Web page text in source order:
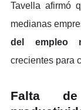
Tavella afirmó
medianas
del empleo
crecientes para
Falta